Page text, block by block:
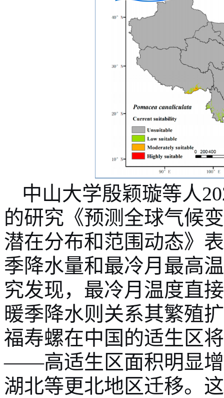
中山大学殷颖璇等人
的研究《预测全球气候
潜在分布和范围动态》
季降水量和最冷月最高
究发现，最冷月温度直
暖季降水则关系其繁殖
福寿螺在中国的适生区
——高适生区面积明显增
湖北等更北地区迁移。